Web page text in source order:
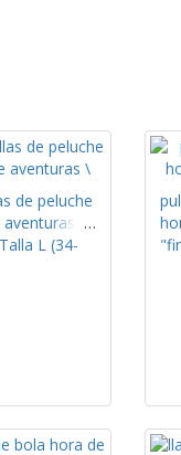
de peluche
L (34-